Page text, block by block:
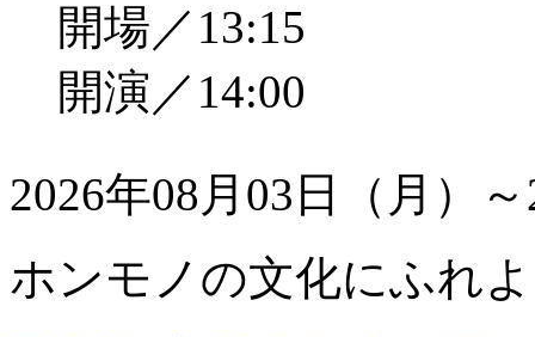
開場／13:15
開演／14:00
2026年08月03日（月）
ホンモノの文化にふれ